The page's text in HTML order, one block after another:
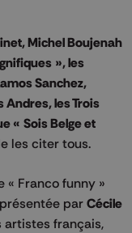
Michel Boujenah
», les
Sanchez,
Andres, les Trois
« Sois Belge et
les citer tous.
« Franco funny »
par Cécile
français,